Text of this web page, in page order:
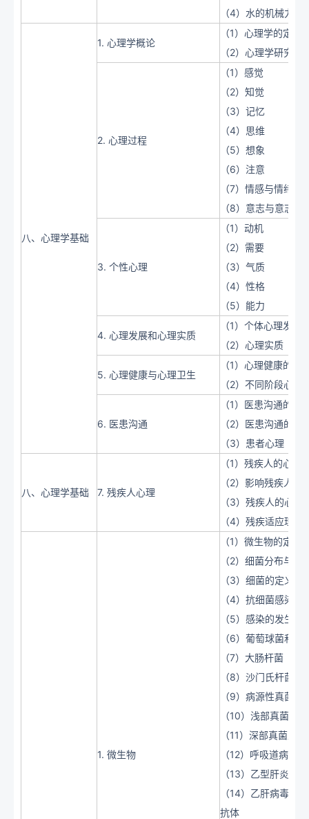
（4）水的机械力
八、心理学基础
1. 心理学概论
（1）心理学的定义
（2）心理学研究领
2. 心理过程
（1）感觉
（2）知觉
（3）记忆
（4）思维
（5）想象
（6）注意
（7）情感与情绪
（8）意志与意志行
3. 个性心理
（1）动机
（2）需要
（3）气质
（4）性格
（5）能力
4. 心理发展和心理实质
（1）个体心理发展
（2）心理实质
5. 心理健康与心理卫生
（1）心理健康的概
（2）不同阶段心理
6. 医患沟通
（1）医患沟通的概
（2）医患沟通的原
（3）患者心理
八、心理学基础 7. 残疾人心理
（1）残疾人的心理
（2）影响残疾人
（3）残疾人的心理
（4）残疾适应理论
1. 微生物
（1）微生物的定义
（2）细菌分布与外
（3）细菌的定义和
（4）抗细菌感染的
（5）感染的发生、
（6）葡萄球菌和链
（7）大肠杆菌
（8）沙门氏杆菌
（9）病源性真菌概
（10）浅部真菌
（11）深部真菌及
（12）呼吸道病毒
（13）乙型肝炎病
（14）乙肝病毒的
抗体